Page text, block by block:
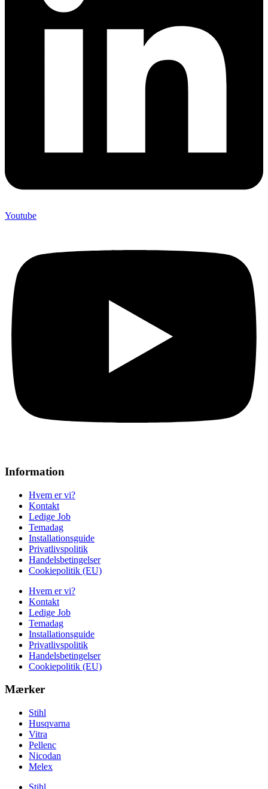
Youtube
Information
Hvem er vi?
Kontakt
Ledige Job
Temadag
Installationsguide
Privatlivspolitik
Handelsbetingelser
Cookiepolitik (EU)
Hvem er vi?
Kontakt
Ledige Job
Temadag
Installationsguide
Privatlivspolitik
Handelsbetingelser
Cookiepolitik (EU)
Mærker
Stihl
Husqvarna
Vitra
Pellenc
Nicodan
Melex
Stihl